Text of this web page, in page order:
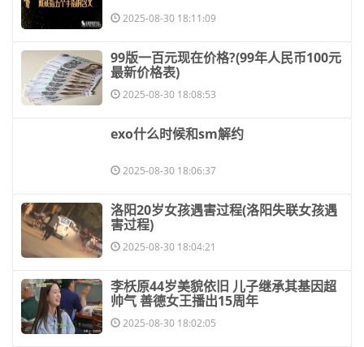
2025-08-30 18:11:09
​99版一百元现在价格?(99年人民币100元
最新价格表)
2025-08-30 18:08:53
​exo什么时候和sm解约
2025-08-30 18:06:37
​洛阳20岁女孩遇害过程(洛阳失联女孩遇
害过程)
2025-08-30 18:04:21
​李枖原44岁美貌依旧 儿子继承其基因超
帅气 善德女王播出15周年
2025-08-30 18:02:05